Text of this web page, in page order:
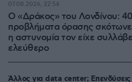
Ο «Δράκος» του Λονδίνου:
προβλήματα όρασης σκότωνε
η αστυνομία τον είχε
ελεύθερο
07.08.2026, 22:54
Άλλος για data center; Επενδύσεις